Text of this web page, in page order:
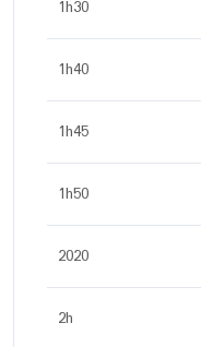
1h30
1h40
1h45
1h50
2020
2h